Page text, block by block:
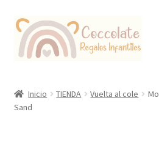
Ir
la
Ir
contenido
Coccolate Puericultura y
Inicio TIENDA Vuelta al cole
Sand